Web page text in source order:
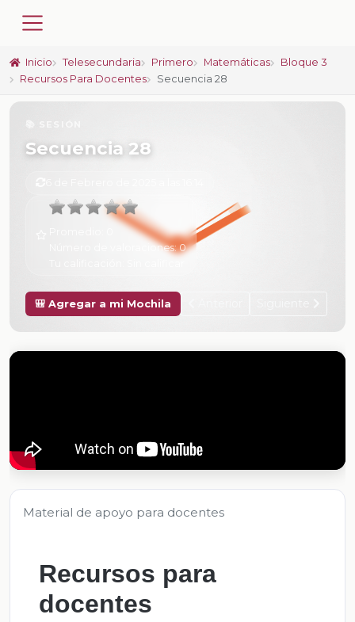
Inicio Telesecundaria Primero Matemáticas
Bloque 3
Recursos Para Docentes
Secuencia 28
Secuencia 28
Número de valoraciones:0
🎒 Agregar a mi Mochila
Material de apoyo para docentes
Recursos para
docentes